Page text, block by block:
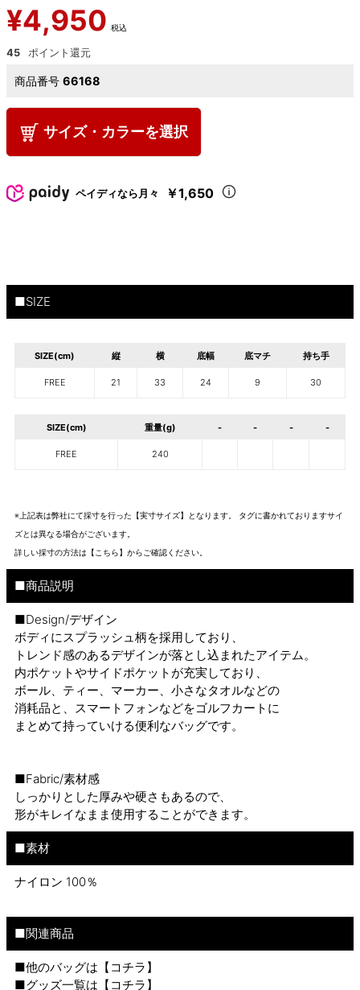
¥4,950 税込
45
商品番号 66168
サイズ・カラーを選択
ペイディなら月々 ￥1,650
■SIZE
SIZE(cm) 縦 横 底幅 底マチ 持ち手
FREE 21 33 24 9 30
SIZE(cm) 重量(g) - - - -
FREE 240
※上記表は弊社にて採寸を行った【実寸サイズ】となります。 タグに書かれておりますサイ
ズとは異なる場合がございます。
詳しい採寸の方法は 【こちら】から ご確認ください。
■商品説明
■Design/デザイン
ボディにスプラッシュ柄を採用しており、
トレンド感のあるデザインが落とし込まれたアイテム。
内ポケットやサイドポケットが充実しており、
ボール、ティー、マーカー、小さなタオルなどの
消耗品と、スマートフォンなどをゴルフカートに
まとめて持っていける便利なバッグです。
■Fabric/素材感
しっかりとした厚みや硬さもあるので、
形がキレイなまま使用することができます。
■素材
ナイロン 100％
■関連商品
■他のバッグは【 コチラ 】
■グッズ一覧は【 コチラ 】